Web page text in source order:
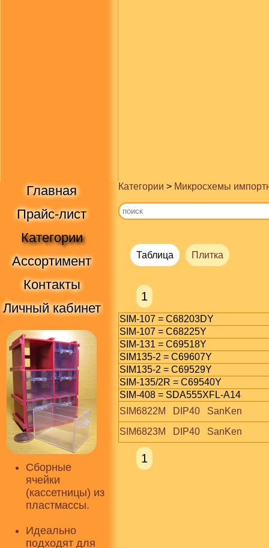
Главная
Прайс-лист
Категории
Ассортимент
Контакты
Личный кабинет
Сборные
ячейки
(кассетницы) из
пластмассы.
Идеально
подходят для
Категории > Микросхемы
Таблица Плитка
1
SIM-107 = C68203DY
SIM-107 = C68225Y
SIM-131 = C69518Y
SIM135-2 = C69607Y
SIM135-2 = C69529Y
SIM-135/2R = C69540Y
SIM-408 = SDA555XFL-A14
SIM6822M   DIP40   SanKen
SIM6823M   DIP40   SanKen
1